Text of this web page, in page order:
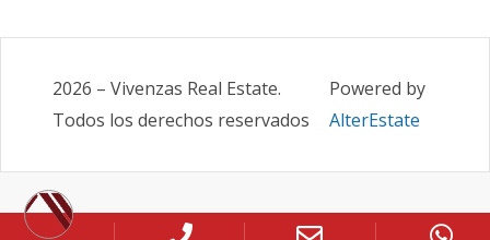
2026 – Vivenzas Real Estate.
Todos los derechos reservados
Powered by
AlterEstate